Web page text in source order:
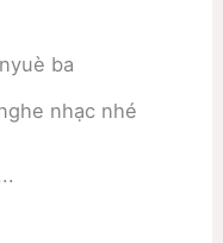
ba
nhạc nhé